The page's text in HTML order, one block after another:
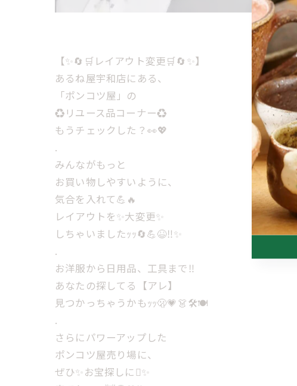
【✨️🔄🛒レイアウト変更🛒🔄✨️】
あるね屋宇和店にある、
「ポンコツ屋」の
♻️リユース品コーナー♻️
もうチェックした？👀💖
.
みんながもっと
お買い物しやすいように、
気合を入れて💪🔥
レイアウトを✨️大変更✨️
しちゃいましたｯｯ🔄💪😆‼️✨️
.
お洋服から日用品、工具まで‼️
あなたの探してる【アレ】
見つかっちゃうかもｯｯ🫢💗👗🛠️🍽️
.
さらにパワーアップした
ポンコツ屋売り場に、
ぜひ✨️お宝探しに🪎✨️